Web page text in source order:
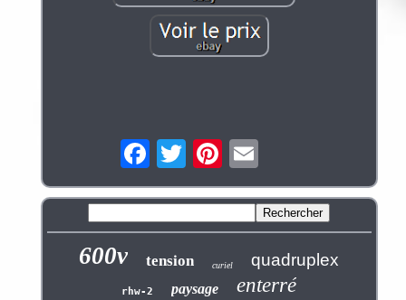
600v tension curiel quadruplex
rhw-2 paysage enterré